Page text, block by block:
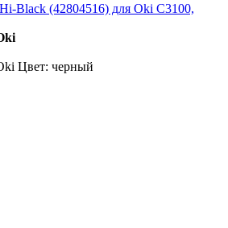
Black (42804516) для Oki С3100,
Цвет: черный